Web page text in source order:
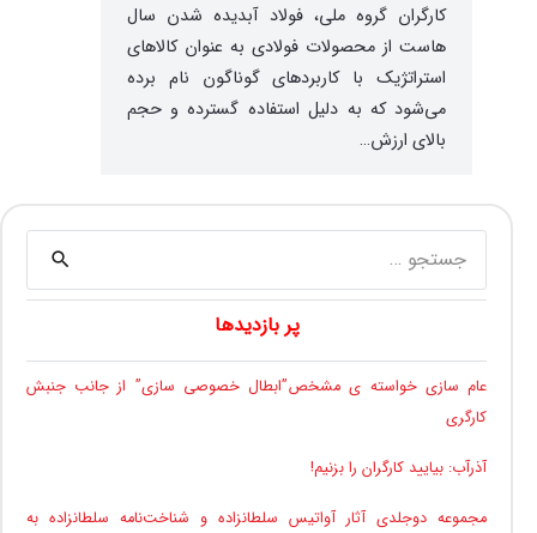
کارگران گروه ملی، فولاد آبدیده شدن سال
هاست از محصولات فولادی به عنوان کالاهای
استراتژیک با کاربردهای گوناگون نام برده
می‌شود که به دلیل استفاده گسترده و حجم
بالای ارزش…
برای:
پر بازدیدها
عام سازی خواسته ی مشخص”ابطال خصوصی سازی” از جانب جنبش
کارگری
آذرآب: بیایید کارگران را بزنیم!
مجموعه دوجلدی آثار آواتیس سلطانزاده و شناخت‌نامه سلطانزاده به